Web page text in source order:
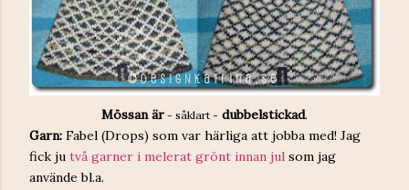
Mössan är - såklart - dubbelstickad.
Garn: Fabel (Drops) som var härliga att jobba med! Jag
fick ju två garner i melerat grönt innan jul som jag
använde bl.a.